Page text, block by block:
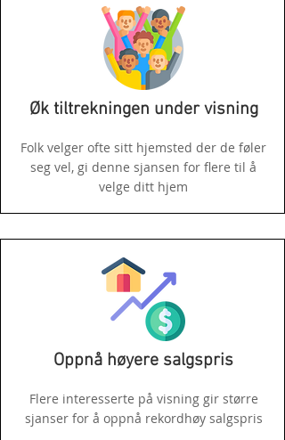
Øk tiltrekningen under visning
Folk velger ofte sitt hjemsted der de føler
seg vel, gi denne sjansen for flere til å
velge ditt hjem
Oppnå høyere salgspris
Flere interesserte på visning gir større
sjanser for å oppnå rekordhøy salgspris